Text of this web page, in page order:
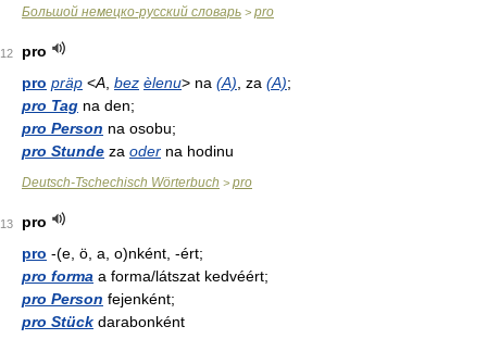
Большой немецко-русский словарь > pro
12
pro
pro präp <A bez èlenu> na (A) , za (A);
pro Tag na den;
pro Person na osobu;
pro Stunde za oder na hodinu
Deutsch-Tschechisch Wörterbuch > pro
13
pro
pro -(e, ö, a, o)nként, -ért;
pro forma a forma/látszat kedvéért;
pro Person fejenként;
pro Stück darabonként